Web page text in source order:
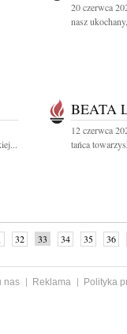
20 czerwca
nasz
BEATA
12 czerwca
tańca
32 33 34 35
36
nas Reklama
Polityka